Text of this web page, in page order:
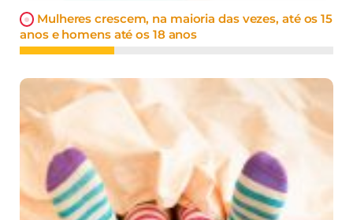
Mulheres crescem, na maioria das vezes, até os 15
anos e homens até os 18 anos